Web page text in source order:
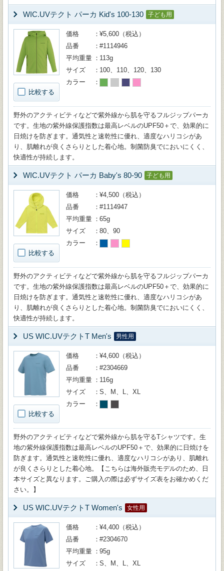
WIC.UVテクト パーカ Kid's 100-130 子ども用
比較する
価格
¥5,600（税込）
品番
#1114946
平均重量
113g
サイズ
100、110、120、130
カラー
野外のアクティビティなどで紫外線から肌を守るフルジップパーカ
です。生地の紫外線保護指数は最高レベルのUPF50＋で、効果的に
日焼けを防ぎます。通気性と速乾性に優れ、適度なハリコシがあ
り、肌離れが良くさらりとした着心地。制菌防臭でにおいにくく、
快適性が持続します。
WIC.UVテクト パーカ Baby's 80-90 子ども用
比較する
価格
¥4,500（税込）
品番
#1114947
平均重量
65g
サイズ
80、90
カラー
野外のアクティビティなどで紫外線から肌を守るフルジップパーカ
です。生地の紫外線保護指数は最高レベルのUPF50＋で、効果的に
日焼けを防ぎます。通気性と速乾性に優れ、適度なハリコシがあ
り、肌離れが良くさらりとした着心地。制菌防臭でにおいにくく、
快適性が持続します。
US WIC.UVテクトT Men's 男性用
比較する
価格
¥4,600（税込）
品番
#2304669
平均重量
116g
サイズ
S、M、L、XL
カラー
野外のアクティビティなどで紫外線から肌を守るTシャツです。生
地の紫外線保護指数は最高レベルのUPF50＋で、効果的に日焼けを
防ぎます。通気性と速乾性に優れ、適度なハリコシがあり、肌離れ
が良くさらりとした着心地。【こちらは海外販売モデルのため、日
本サイズと異なります。ご購入の際は必ずサイズ表をお確かめくだ
さい。】
US WIC.UVテクトT Women's 女性用
価格
¥4,400（税込）
品番
#2304670
平均重量
95g
サイズ
S、M、L、XL